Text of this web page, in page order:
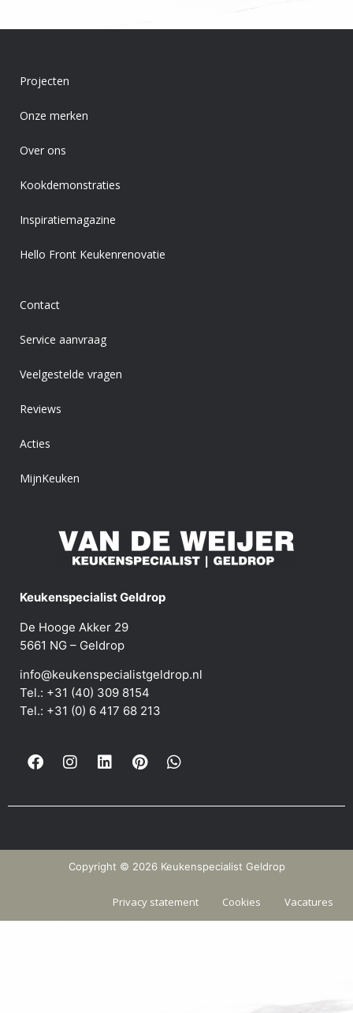
Projecten
Onze merken
Over ons
Kookdemonstraties
Inspiratiemagazine
Hello Front Keukenrenovatie
Contact
Service aanvraag
Veelgestelde vragen
Reviews
Acties
MijnKeuken
Keukenspecialist Geldrop
De Hooge Akker 29
5661 NG – Geldrop
info@keukenspecialistgeldrop.nl
Tel.: +31 (40) 309 8154
Tel.: +31 (0) 6 417 68 213
Copyright © 2026 Keukenspecialist Geldrop
Privacy statement Cookies Vacatures